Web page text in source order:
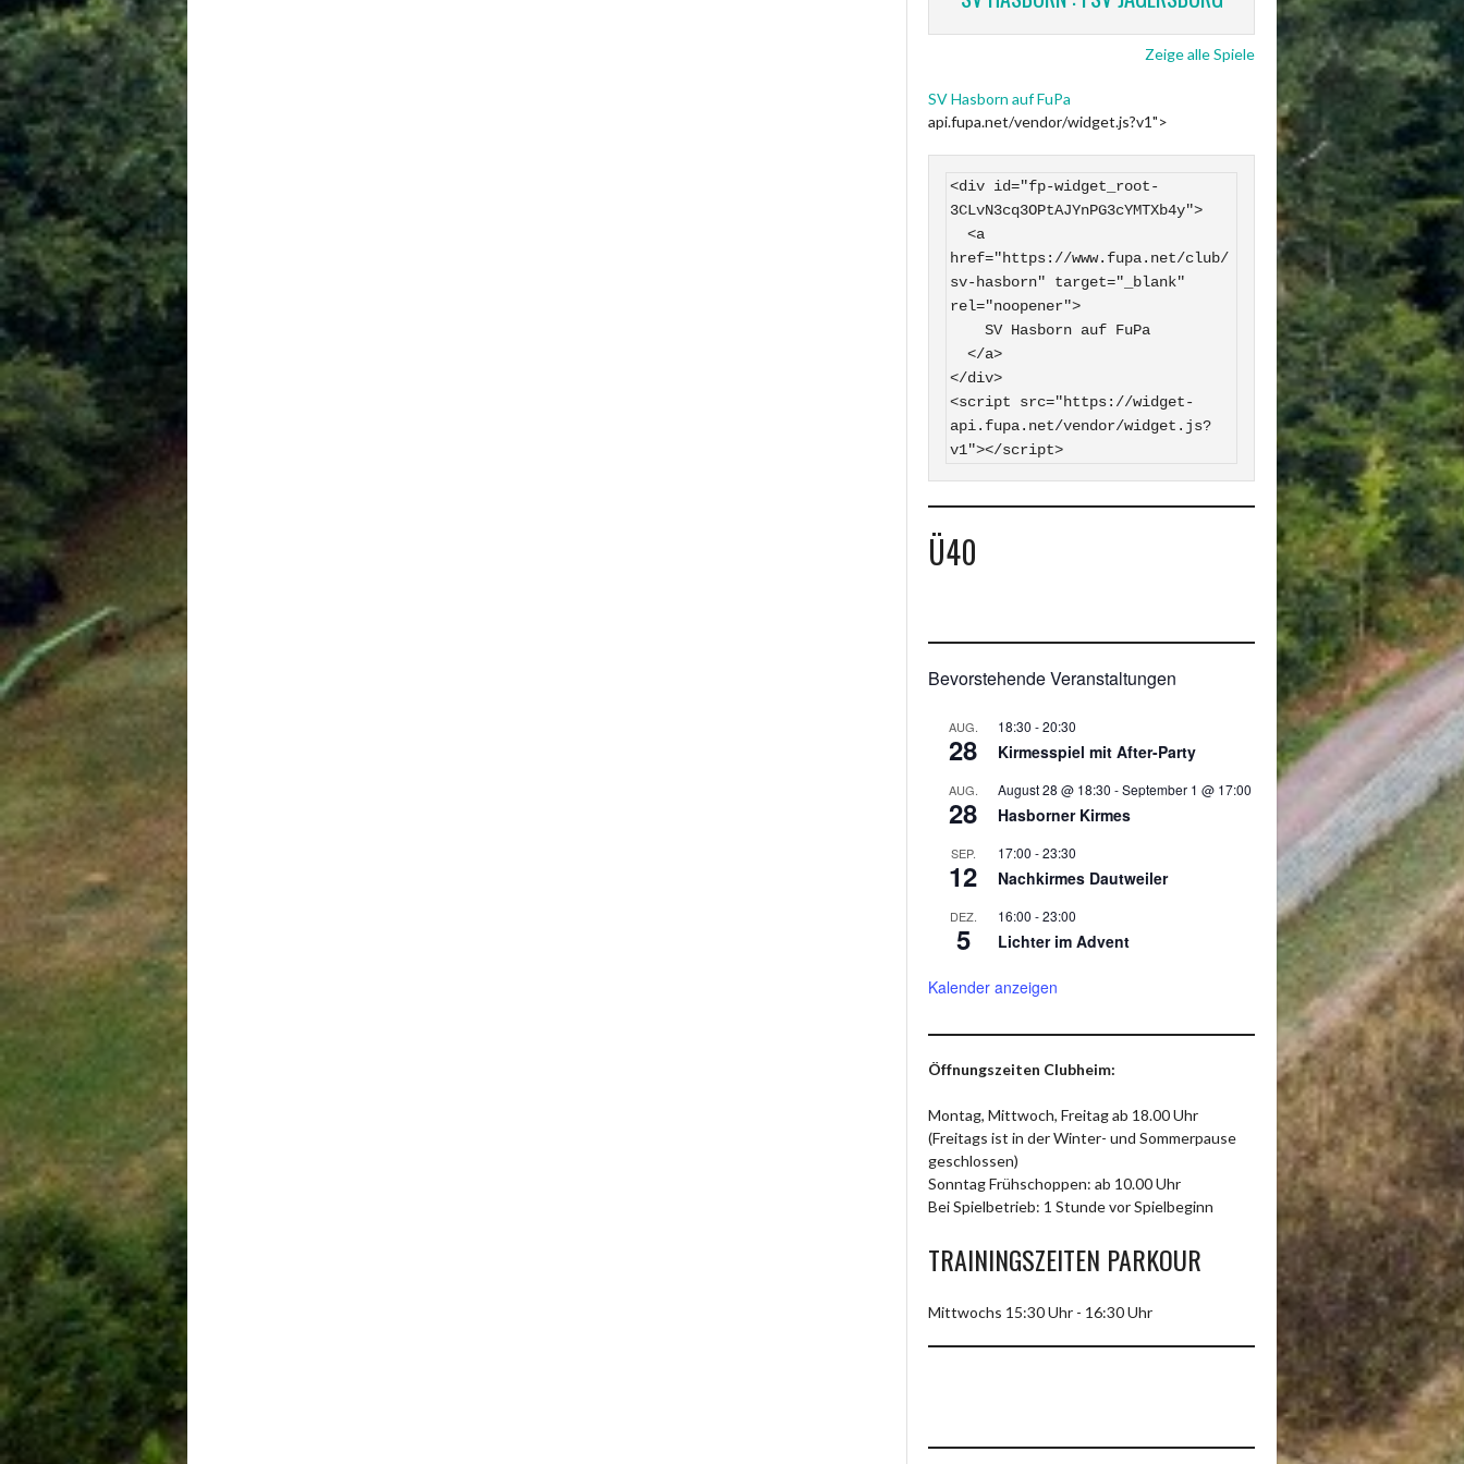
Zeige alle Spiele
SV Hasborn auf FuPa
api.fupa.net/vendor/widget.js?v1">
<div id="fp-widget_root-
3CLvN3cq3OPtAJYnPG3cYMTXb4y">
href="https://www.fupa.net/club/
sv-hasborn" target="_blank"
rel="noopener">
</div>
<script src="https://widget-
api.fupa.net/vendor/widget.js?
v1"></script>
Ü40
Bevorstehende Veranstaltungen
AUG.
28
18:30 -20:30
Kirmesspiel mit After-Party
AUG.
28
August 28 @ 18:30 -September 1 @ 17:00
Hasborner Kirmes
SEP.
12
17:00 -23:30
Nachkirmes Dautweiler
DEZ.
5
16:00 -23:00
Lichter im Advent
Kalender anzeigen
Öffnungszeiten Clubheim:
Montag, Mittwoch, Freitag ab 18.00 Uhr
(Freitags ist in der Winter- und Sommerpause
geschlossen)
Sonntag Frühschoppen: ab 10.00 Uhr
Bei Spielbetrieb: 1 Stunde vor Spielbeginn
TRAININGSZEITEN PARKOUR
Mittwochs 15:30 Uhr - 16:30 Uhr